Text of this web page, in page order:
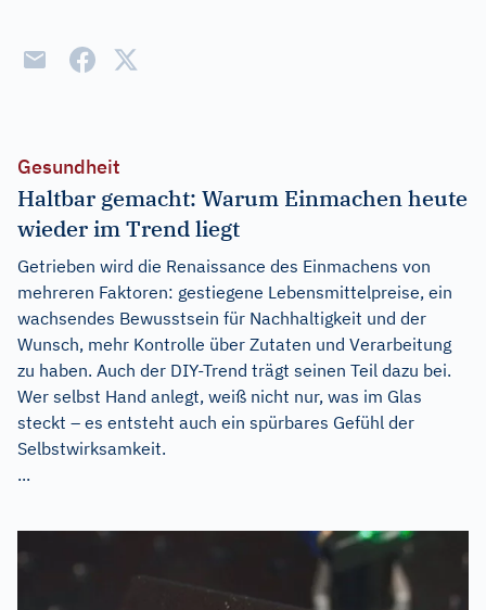
Gesundheit
Haltbar gemacht: Warum Einmachen heute
wieder im Trend liegt
Getrieben wird die Renaissance des Einmachens von
mehreren Faktoren: gestiegene Lebensmittelpreise, ein
wachsendes Bewusstsein für Nachhaltigkeit und der
Wunsch, mehr Kontrolle über Zutaten und Verarbeitung
zu haben. Auch der DIY-Trend trägt seinen Teil dazu bei.
Wer selbst Hand anlegt, weiß nicht nur, was im Glas
steckt – es entsteht auch ein spürbares Gefühl der
Selbstwirksamkeit.
...